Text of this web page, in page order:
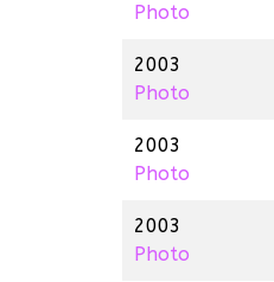
Photo
2003
Photo
2003
Photo
2003
Photo